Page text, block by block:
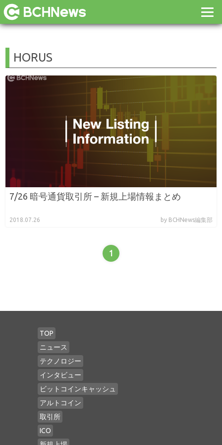
HORUS
7/26 暗号通貨取引所 – 新規上場情報まとめ
2018.07.26 by BCHNews編集部
1
TOP
ニュース
テクノロジー
インタビュー
ビットコインキャッシュ
アルトコイン
取引所
ICO